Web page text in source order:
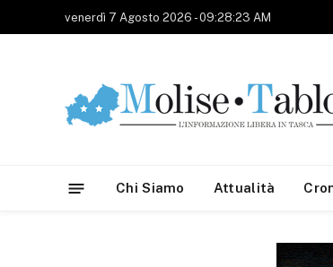
venerdì 7 Agosto 2026 - 09:28:23 AM
Chi Siamo Attualità